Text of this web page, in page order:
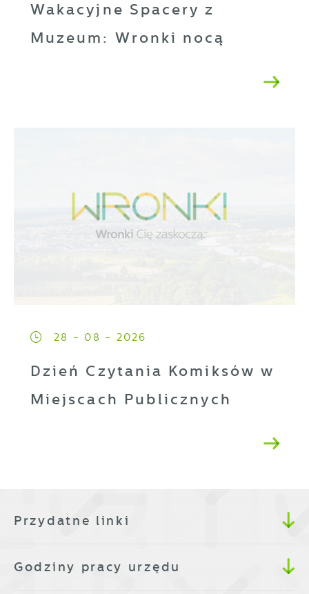
Wakacyjne Spacery z
Muzeum: Wronki nocą
28 - 08 - 2026
Dzień Czytania Komiksów w
Miejscach Publicznych
Przydatne linki
Godziny pracy urzędu